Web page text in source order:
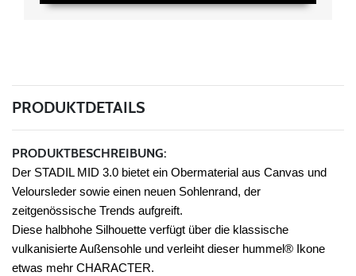
PRODUKTDETAILS
PRODUKTBESCHREIBUNG:
Der STADIL MID 3.0 bietet ein Obermaterial aus Canvas und
Veloursleder sowie einen neuen Sohlenrand, der
zeitgenössische Trends aufgreift.
Diese halbhohe Silhouette verfügt über die klassische
vulkanisierte Außensohle und verleiht dieser hummel® Ikone
etwas mehr CHARACTER.